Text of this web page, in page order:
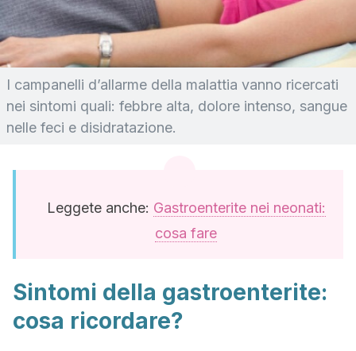
I campanelli d’allarme della malattia vanno ricercati
nei sintomi quali: febbre alta, dolore intenso, sangue
nelle feci e disidratazione.
Leggete anche: Gastroenterite nei neonati:
cosa fare
Sintomi della gastroenterite:
cosa ricordare?